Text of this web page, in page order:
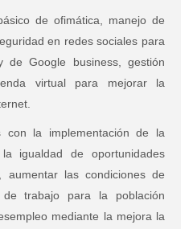
de ofimática, manejo de
en redes sociales para
Google business, gestión
virtual para mejorar la
con la implementación de la
igualdad de oportunidades
aumentar las condiciones de
trabajo para la población
mediante la mejora la